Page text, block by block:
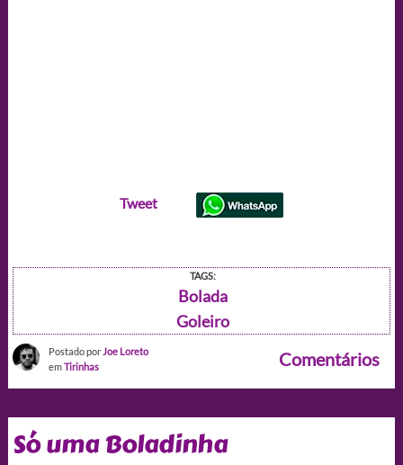
Tweet
TAGS:
Bolada
Goleiro
Postado por Joe Loreto
emTirinhas Comentários
Só uma Boladinha